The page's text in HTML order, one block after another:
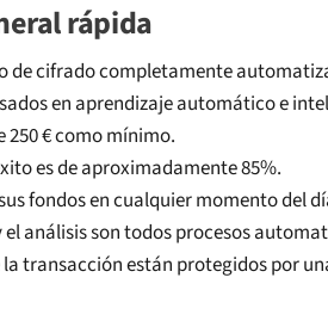
rápida
de cifrado completamente
en aprendizaje automático e
250 € como mínimo.
es de aproximadamente 85%.
fondos en cualquier momento del
análisis son todos procesos
la transacción están protegidos por